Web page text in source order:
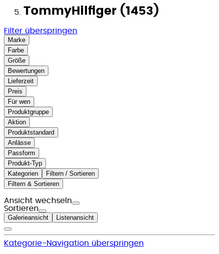
TommyHilfiger (1453)
Filter überspringen
Marke
Farbe
Größe
Bewertungen
Lieferzeit
Preis
Für wen
Produktgruppe
Aktion
Produktstandard
Anlässe
Passform
Produkt-Typ
Kategorien
Filtern / Sortieren
Filtern & Sortieren
Ansicht wechseln
Sortieren
Galerieansicht Listenansicht
Kategorie-Navigation überspringen